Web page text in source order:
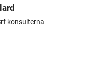
konsulterna